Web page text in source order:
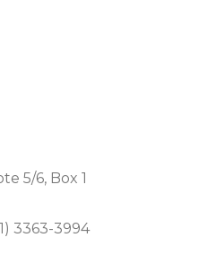
5/6, Box 1
3363-3994